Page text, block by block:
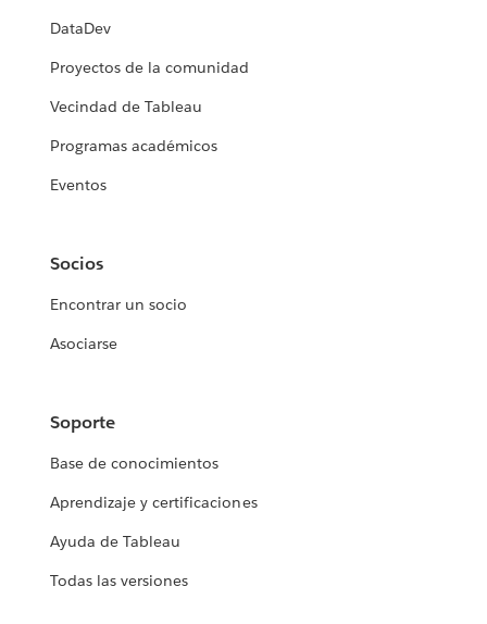
DataDev
Proyectos de la comunidad
Vecindad de Tableau
Programas académicos
Eventos
Socios
Encontrar un socio
Asociarse
Soporte
Base de conocimientos
Aprendizaje y certificaciones
Ayuda de Tableau
Todas las versiones